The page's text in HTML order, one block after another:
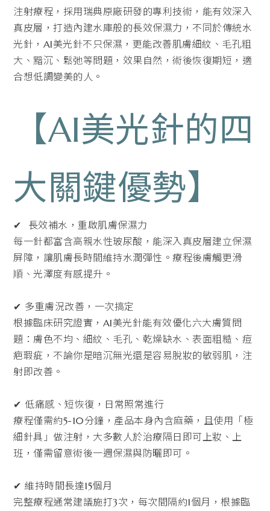
注射療程，採用瑞典原廠研發的專利技術，能有效深入
真皮層，打造內建水庫般的長效保濕力，不同於傳統水
光針，AI美光針不只保濕，更能改善肌膚細紋、毛孔粗
大、黯沉、鬆弛等問題，效果自然，術後恢復期短，適
合想低調變美的人。
【AI美光針的四
大關鍵優勢】
✔ 長效補水，重啟肌膚保濕力
每一針都富含高親水性玻尿酸，能深入真皮層建立保濕
屏障，讓肌膚長時間維持水潤彈性。療程後膚觸更滑
順、光澤度有感提升。
✔ 多重膚況改善，一次搞定
根據臨床研究證實，AI美光針能有效優化六大膚質問
題：膚色不均、細紋、毛孔、乾燥缺水、表面粗糙、痘
疤瑕疵，不論你是暗沉無光還是容易脫妝的敏弱肌，注
射即改善。
✔ 低痛感、短恢復，日常照常進行
療程僅需約5-10分鐘，產品本身內含麻藥，且使用「極
細針具」做注射，大多數人於治療隔日即可上妝、上
班，僅需留意術後一週保濕與防曬即可。
✔ 維持時間長達15個月
完整療程通常建議施打3次，每次間隔約1個月，根據臨